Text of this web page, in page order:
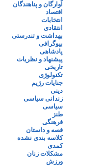
آوارگان و پناهندگان
اقتصاد
انتخابات
انتقادی
بهداشت و تندرستی
بیوگرافی
پادشاهی
پیشنهاد و نظریات
تاریخی
تکنولوژی
جنایات رژیم
دینی
زندانی سیاسی
سیاسی
طنز
فرهنگی
قصه و داستان
کلاسه بندی نشده
کمدی
مشکلات زنان
ورزش